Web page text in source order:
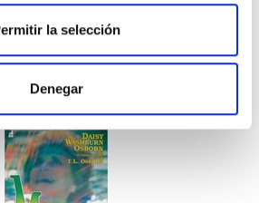
la selección
Denegar
11,39€
Sin stock